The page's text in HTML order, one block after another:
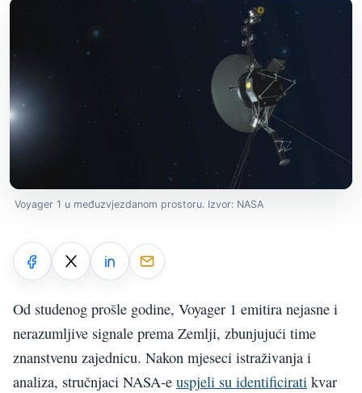
Voyager 1 u međuzvjezdanom prostoru. Izvor: NASA
Od studenog prošle godine, Voyager 1 emitira nejasne i
nerazumljive signale prema Zemlji, zbunjujući time
znanstvenu zajednicu. Nakon mjeseci istraživanja i
analiza, stručnjaci NASA-e uspjeli su identificirati kvar